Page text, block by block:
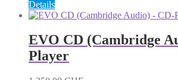
Details
EVO CD (Cambridge
Player